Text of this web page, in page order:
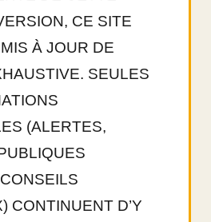
CE SITE
À JOUR DE
SEULES
(ALERTES,
CONTINUENT D’Y